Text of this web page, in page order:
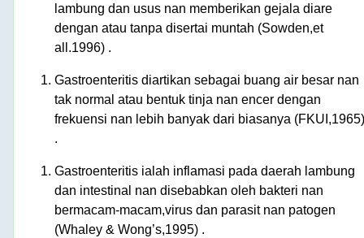
lambung dan usus nan memberikan gejala diare
dengan atau tanpa disertai muntah (Sowden,et
all.1996) .
Gastroenteritis diartikan sebagai buang air besar nan
tak normal atau bentuk tinja nan encer dengan
frekuensi nan lebih banyak dari biasanya (FKUI,1965)
.
Gastroenteritis ialah inflamasi pada daerah lambung
dan intestinal nan disebabkan oleh bakteri nan
bermacam-macam,virus dan parasit nan patogen
(Whaley & Wong’s,1995) .